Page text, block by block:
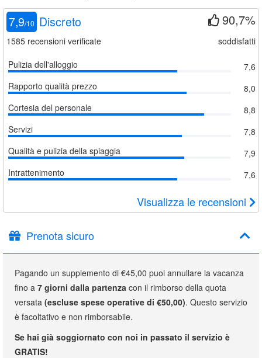
7,9/10 Discreto
1585 recensioni verificate
90,7%
soddisfatti
Pulizia dell'alloggio
7,6
Rapporto qualità prezzo
8,0
Cortesia del personale
8,8
Servizi
7,8
Qualità e pulizia della spiaggia
7,9
Intrattenimento
7,6
Visualizza le recensioni
Prenota sicuro
Pagando un supplemento di €45,00 puoi annullare la vacanza
fino a 7 giorni dalla partenza con il rimborso della quota
versata (escluse spese operative di €50,00). Questo servizio
è facoltativo e non rimborsabile.
Se hai già soggiornato con noi in passato il servizio è
GRATIS!